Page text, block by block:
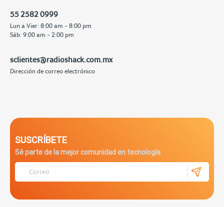
55 2582 0999
Lun a Vier: 8:00 am - 8:00 pm
Sáb: 9:00 am - 2:00 pm
sclientes@radioshack.com.mx
Dirección de correo electrónico
SUSCRÍBETE
Sé parte de la mejor comunidad en tecnología